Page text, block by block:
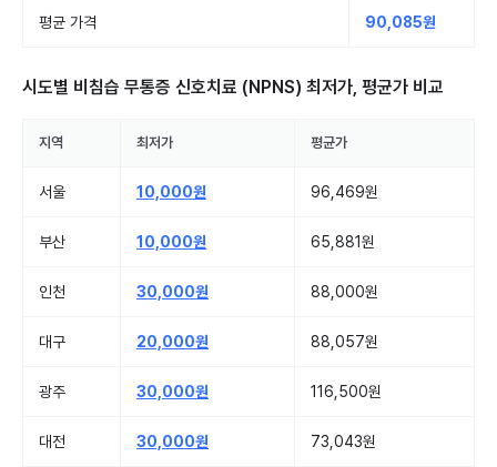
평균 가격 90,085원
시도별 비침습 무통증 신호치료 (NPNS) 최저가, 평균가 비교
지역 최저가 평균가
서울 10,000원 96,469원
부산 10,000원 65,881원
인천 30,000원 88,000원
대구 20,000원 88,057원
광주 30,000원 116,500원
대전 30,000원 73,043원